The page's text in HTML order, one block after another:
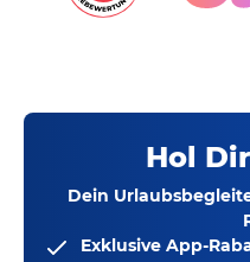
Hol
Dein
Exklusive App-